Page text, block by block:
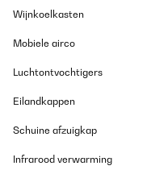
Wijnkoelkasten
Mobiele airco
Luchtontvochtigers
Eilandkappen
Schuine afzuigkap
Infrarood verwarming